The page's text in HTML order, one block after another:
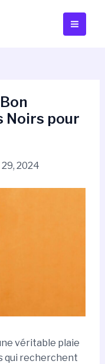
Main
Noirs pour
2024
véritable plaie
qui recherchent